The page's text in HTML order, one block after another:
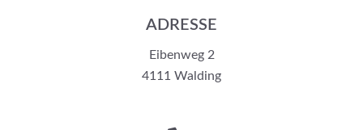
ADRESSE
Eibenweg 2
4111 Walding